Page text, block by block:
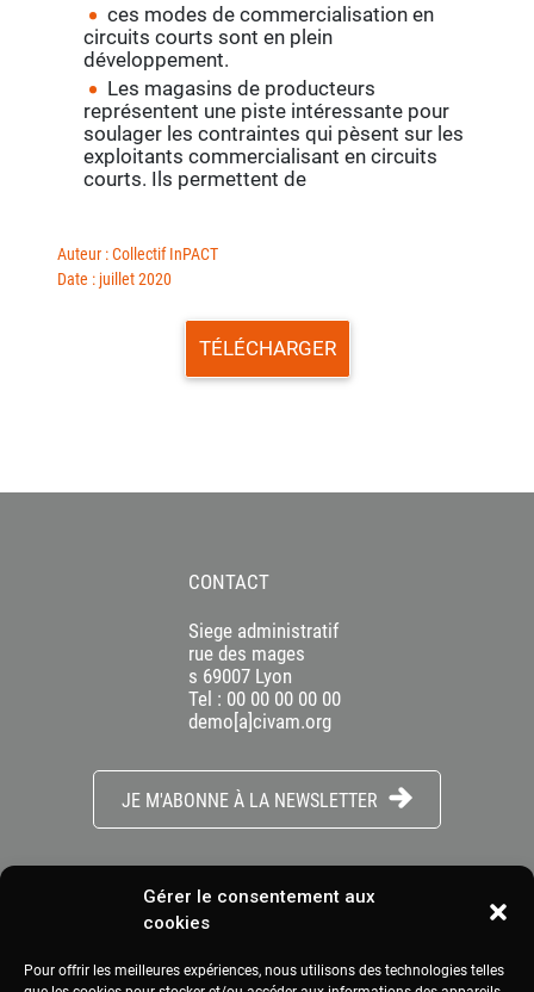
Gérer le consentement aux
cookies
Pour offrir les meilleures expériences, nous utilisons des technologies telles
ces modes de commercialisation en
circuits courts sont en plein
développement.
Les magasins de producteurs
représentent une piste intéressante pour
soulager les contraintes qui pèsent sur les
exploitants commercialisant en circuits
courts. Ils permettent de
Auteur : Collectif InPACT
Date : juillet 2020
TÉLÉCHARGER
CONTACT
Siege administratif
rue des mages
s 69007 Lyon
Tel : 00 00 00 00 00
demo[a]civam.org
JE M'ABONNE À LA NEWSLETTER